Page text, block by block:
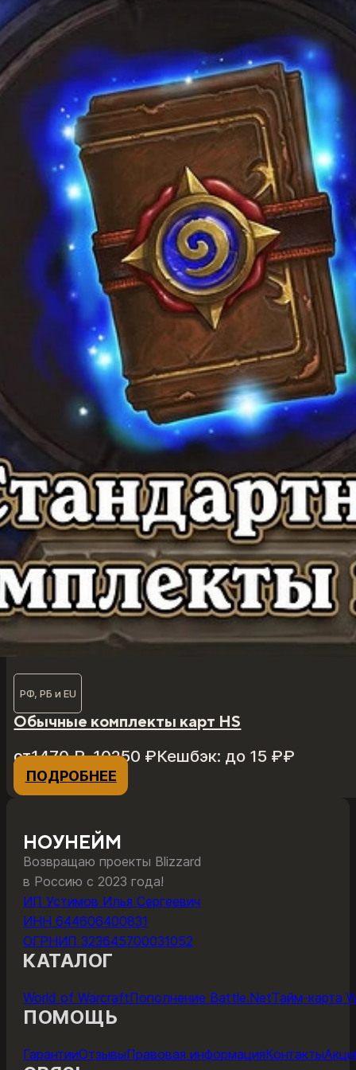
РФ, РБ и EU
Обычные комплекты карт HS
от1470₽–10250 ₽
Диапазон
цен:
1470 ₽
10250 ₽
Кешбэк: до 15 ₽₽
ПОДРОБНЕЕ
товар
вариаций.
Опции
можно
выбрать
на
НОУНЕЙМ
Возвращаю проекты Blizzard
в Россию с 2023 года!
ИП Устимов Илья Сергеевич
ИНН 644606400831
ОГРНИП 323645700031052
КАТАЛОГ
World of WarcraftПополнение Battle.NetТайм-карта
ПОМОЩЬ
ГарантииОтзывыПравовая информацияКонтакты